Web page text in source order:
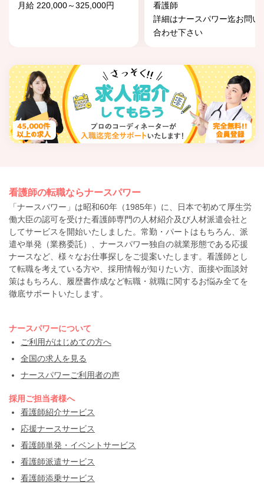
月給 220,000～325,000円
看護師
詳細はナースパワー迄お問い
合わせ下さい
看護師の転職ならナースパワー
「ナースパワー」は昭和60年（1985年）に、日本で初めて厚生労
働大臣の認可を受けた看護師専門の人材紹介及び人材派遣会社と
してサービスを開始いたしました。常勤・パートはもちろん、派
遣や単発（業務委託）、ナースパワー独自の就業形態である応援
ナースなど、様々なお仕事探しをご提案いたします。看護師とし
て転職を考えている方や、採用情報が知りたい方、面接や面談対
策はもちろん、履歴書作成など転職・就職に関するお悩み全てを
徹底サポートいたします。
ナースパワーについて
ご利用がはじめての方へ
全国の求人を見る
ナースパワーご利用者の声
採用ご担当者様へ
看護師紹介サービス
応援ナースサービス
看護師単発・イベントサービス
看護師派遣サービス
看護師添乗サービス